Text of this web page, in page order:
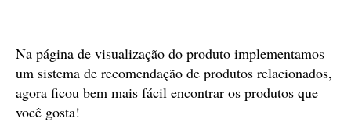
Na página de visualização do produto implementamos
um sistema de recomendação de produtos relacionados,
agora ficou bem mais fácil encontrar os produtos que
você gosta!